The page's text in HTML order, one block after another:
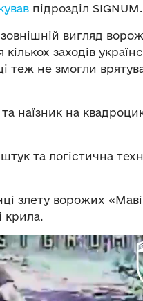
підрозділ SIGNUM.
вигляд
заходів
теж не змогли
наїзник на
та логістична
злету ворожих
крила.